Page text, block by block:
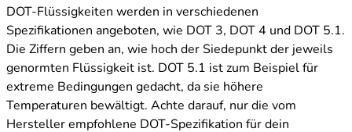
DOT-Flüssigkeiten werden in verschiedenen
Spezifikationen angeboten, wie DOT 3, DOT 4 und DOT 5.1.
Die Ziffern geben an, wie hoch der Siedepunkt der jeweils
genormten Flüssigkeit ist. DOT 5.1 ist zum Beispiel für
extreme Bedingungen gedacht, da sie höhere
Temperaturen bewältigt. Achte darauf, nur die vom
Hersteller empfohlene DOT-Spezifikation für dein